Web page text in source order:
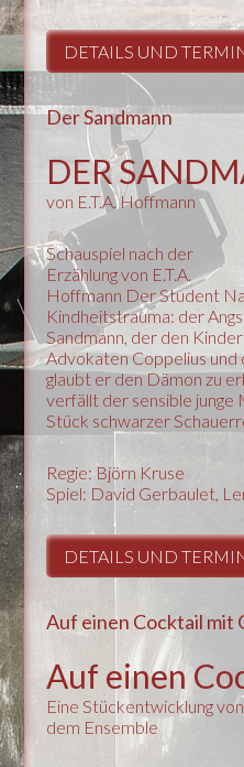
DETAILS UND
Der Sandmann
DER
von E.T.A. Hoffmann
Schauspiel nach der
Erzählung von E.T.A.
Hoffmann Der Student
Kindheitstrauma: der
Sandmann, der den
Advokaten Coppelius
glaubt er den Dämon zu
verfällt der sensible junge
Stück schwarzer
Regie: Björn Kruse
Spiel: David Gerbaulet,
DETAILS UND
Auf einen Cocktail mit
Auf einen
Eine Stückentwicklung
dem Ensemble